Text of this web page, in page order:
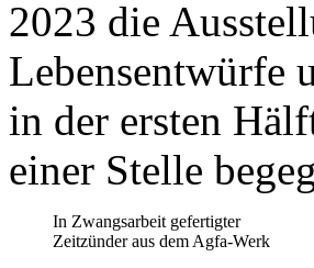
2023 die
Lebensentwürfe
in der ersten
einer Stelle
In Zwangsarbeit gefertigter
Zeitzünder aus dem Agfa-Werk